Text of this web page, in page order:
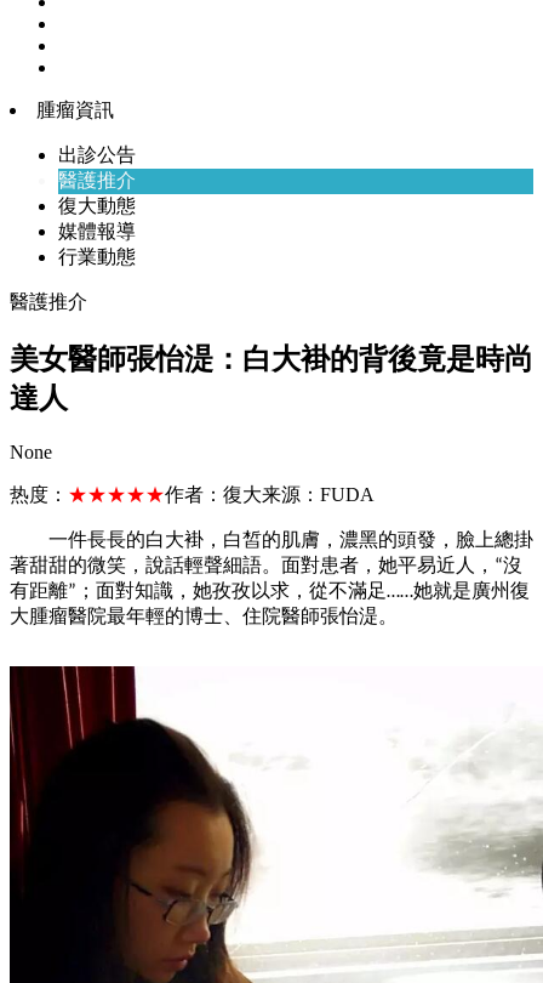
腫瘤資訊
出診公告
醫護推介
復大動態
媒體報導
行業動態
醫護推介
美女醫師張怡湜：白大褂的背後竟是時尚
達人
None
热度： ★★★★★作者： 復大来源： FUDA
一件長長的白大褂，白皙的肌膚，濃黑的頭發，臉上總掛
著甜甜的微笑，說話輕聲細語。面對患者，她平易近人， “沒
有距離” ；面對知識，她孜孜以求，從不滿足……她就是廣州復
大腫瘤醫院最年輕的博士、住院醫師張怡湜。